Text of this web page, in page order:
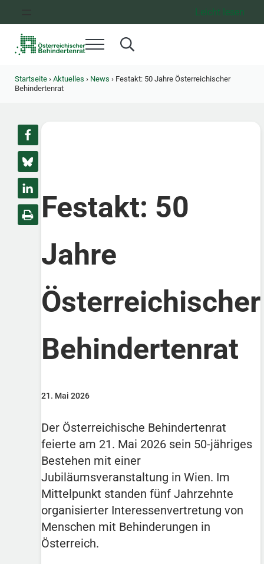
Leicht lesen
Menü Search...
Startseite › Aktuelles › News ›Festakt: 50 Jahre Österreichischer
Behindertenrat
Festakt: 50
Jahre
Österreichischer
Behindertenrat
21. Mai 2026
Der Österreichische Behindertenrat
feierte am 21. Mai 2026 sein 50-jähriges
Bestehen mit einer
Jubiläumsveranstaltung in Wien. Im
Mittelpunkt standen fünf Jahrzehnte
organisierter Interessenvertretung von
Menschen mit Behinderungen in
Österreich.